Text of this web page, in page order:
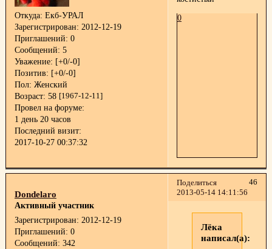
Откуда: Екб-УРАЛ
Зарегистрирован: 2012-12-19
Приглашений: 0
Сообщений: 5
Уважение: [+0/-0]
Позитив: [+0/-0]
Пол: Женский
Возраст: 58 [1967-12-11]
Провел на форуме:
1 день 20 часов
Последний визит:
2017-10-27 00:37:32
0
Поделиться
46
2013-05-14 14:11:56
Dondelaro
Активный участник
Зарегистрирован: 2012-12-19
Приглашений: 0
Сообщений: 342
Лёка
написал(а):